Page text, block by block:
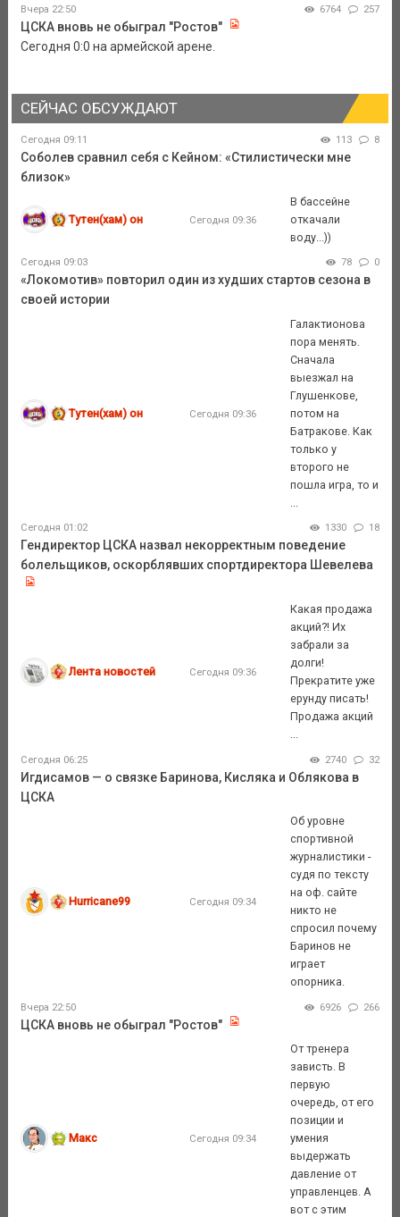
Вчера 22:50 6764 257
ЦСКА вновь не обыграл "Ростов"
Сегодня 0:0 на армейской арене.
СЕЙЧАС ОБСУЖДАЮТ
Сегодня 09:11 113 8
Соболев сравнил себя с Кейном: «Стилистически мне
близок»
Тутен(хам) он Сегодня 09:36
В бассейне
откачали
воду...))
Сегодня 09:03 78 0
«Локомотив» повторил один из худших стартов сезона в
своей истории
Тутен(хам) он Сегодня 09:36
Галактионова
пора менять.
Сначала
выезжал на
Глушенкове,
потом на
Батракове. Как
только у
второго не
пошла игра, то и
Сегодня 01:02 1330 18
Гендиректор ЦСКА назвал некорректным поведение
болельщиков, оскорблявших спортдиректора Шевелева
Лента новостей Сегодня 09:36
Какая продажа
акций?! Их
забрали за
долги!
Прекратите уже
ерунду писать!
Продажа акций
Сегодня 06:25 2740 32
Игдисамов — о связке Баринова, Кисляка и Облякова в
ЦСКА
Hurricane99 Сегодня 09:34
Об уровне
спортивной
журналистики -
судя по тексту
на оф. сайте
никто не
спросил почему
Баринов не
играет
опорника.
Вчера 22:50 6926 266
ЦСКА вновь не обыграл "Ростов"
Макс Сегодня 09:34
От тренера
зависть. В
первую
очередь, от его
позиции и
умения
выдержать
давление от
управленцев. А
вот с этим